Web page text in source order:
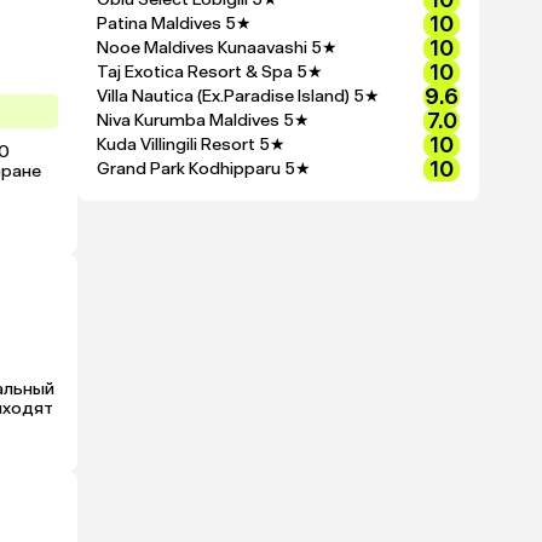
а
Patina Maldives 5★ 10
Nooe Maldives Kunaavashi 5★ 10
Taj Exotica Resort & Spa 5★ 10
Villa Nautica (Ex.Paradise Island) 5★ 9.6
Niva Kurumba Maldives 5★ 7.0
Kuda Villingili Resort 5★ 10
Grand Park Kodhipparu 5★ 10